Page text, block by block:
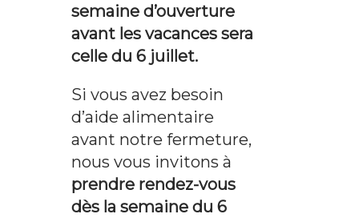
semaine d’ouverture
avant les vacances sera
celle du 6 juillet.
Si vous avez besoin
d’aide alimentaire
avant notre fermeture,
nous vous invitons à
prendre rendez-vous
dès la semaine du 6